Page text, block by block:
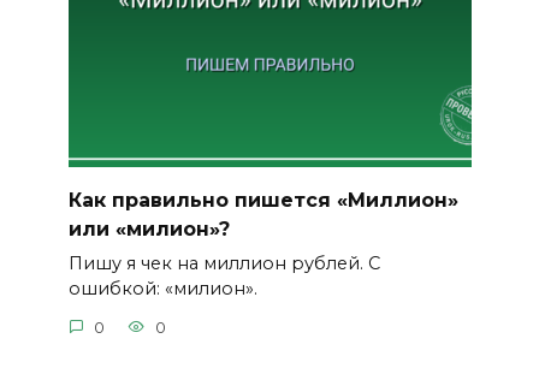
Как правильно пишется «Миллион»
или «милион»?
Пишу я чек на миллион рублей. С
ошибкой: «милион».
0 0